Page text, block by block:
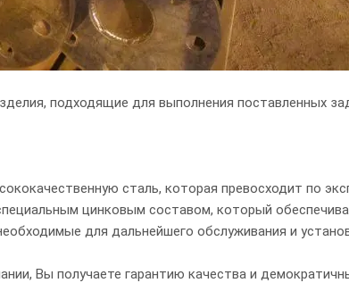
подходящие для выполнения поставленных
сталь, которая превосходит по
цинковым составом, который
для дальнейшего обслуживания и
Вы получаете гарантию качества и